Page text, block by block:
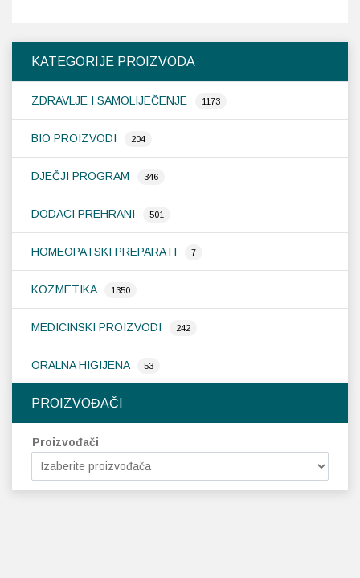
KATEGORIJE PROIZVODA
ZDRAVLJE I SAMOLIJEČENJE 1173
BIO PROIZVODI 204
DJEČJI PROGRAM 346
DODACI PREHRANI 501
HOMEOPATSKI PREPARATI 7
KOZMETIKA 1350
MEDICINSKI PROIZVODI 242
ORALNA HIGIJENA 53
PROIZVOĐAČI
Proizvođači